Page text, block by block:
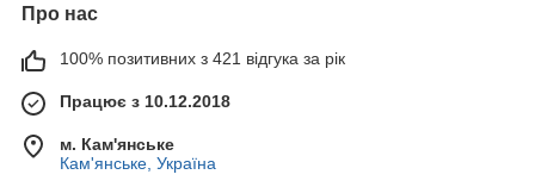
Про нас
100% позитивних з 421 відгука за рік
Працює з 10.12.2018
м. Кам'янське
Кам'янське, Україна